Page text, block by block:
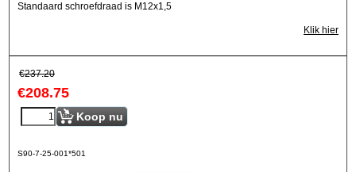
Standaard schroefdraad is M12x1,5
Klik hier
€237.20
€208.75
Koop nu
S90-7-25-001*501